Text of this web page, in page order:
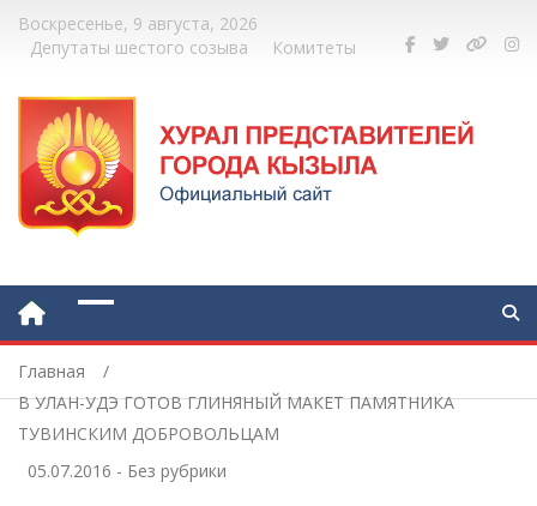
Воскресенье, 9 августа, 2026
Депутаты шестого созыва
Комитеты
Главная
В УЛАН-УДЭ ГОТОВ ГЛИНЯНЫЙ МАКЕТ ПАМЯТНИКА
ТУВИНСКИМ ДОБРОВОЛЬЦАМ
05.07.2016 - Без рубрики